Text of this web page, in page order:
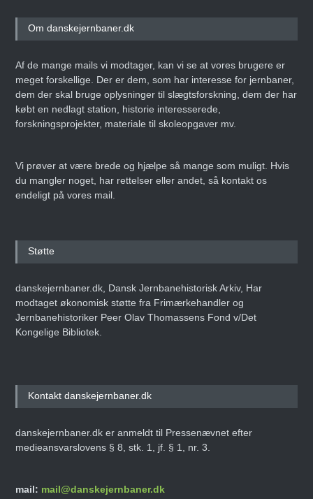
Om danskejernbaner.dk
Af de mange mails vi modtager, kan vi se at vores brugere er
meget forskellige. Der er dem, som har interesse for jernbaner,
dem der skal bruge oplysninger til slægtsforskning, dem der har
købt en nedlagt station, historie interesserede,
forskningsprojekter, materiale til skoleopgaver mv.
Vi prøver at være brede og hjælpe så mange som muligt. Hvis
du mangler noget, har rettelser eller andet, så kontakt os
endeligt på vores mail.
Støtte
danskejernbaner.dk, Dansk Jernbanehistorisk Arkiv, Har
modtaget økonomisk støtte fra Frimærkehandler og
Jernbanehistoriker Peer Olav Thomassens Fond v/Det
Kongelige Bibliotek.
Kontakt danskejernbaner.dk
danskejernbaner.dk er anmeldt til Pressenævnet efter
medieansvarslovens § 8, stk. 1, jf. § 1, nr. 3.
mail: mail@danskejernbaner.dk